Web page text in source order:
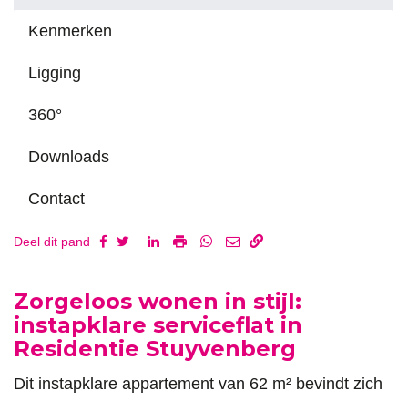
Kenmerken
Ligging
360°
Downloads
Contact
Deel dit pand
Omschrijving
Zorgeloos wonen in stijl:
instapklare serviceflat in
Residentie Stuyvenberg
Dit instapklare appartement van 62 m² bevindt zich